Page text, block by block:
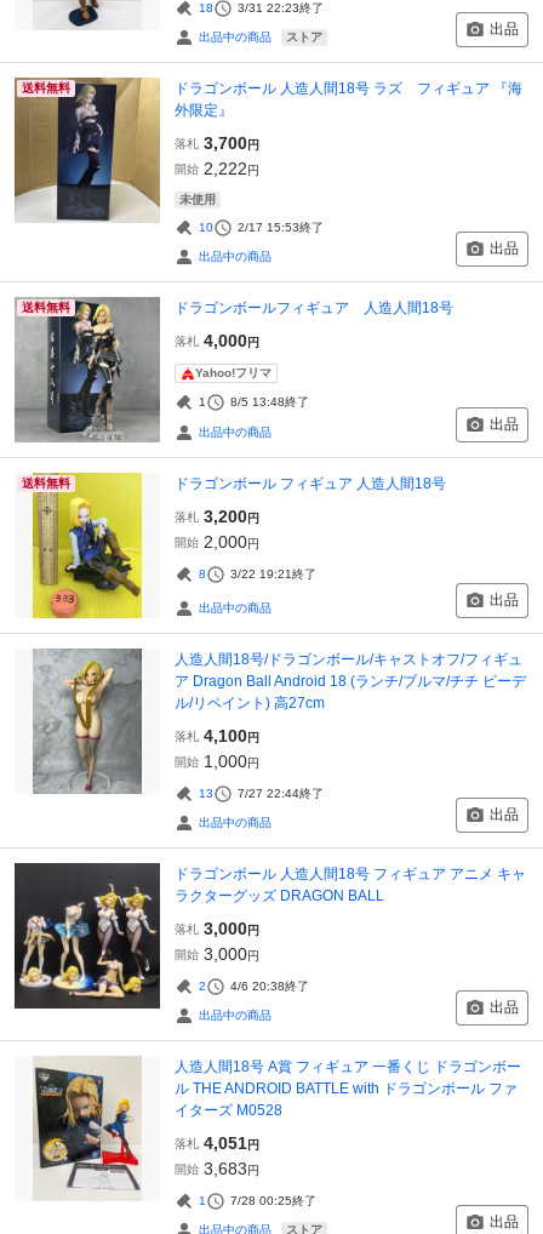
18 3/31 22:23終了
出品中の商品 ストア 出品
送料無料
ドラゴンボール 人造人間18号 ラズ フィギュア 『海
外限定』
落札 3,700円
開始 2,222円
未使用
10 2/17 15:53終了
出品中の商品 出品
送料無料 ドラゴンボールフィギュア 人造人間18号
落札 4,000円
Yahoo!フリマ
1 8/5 13:48終了
出品中の商品 出品
送料無料 ドラゴンボール フィギュア 人造人間18号
落札 3,200円
開始 2,000円
8 3/22 19:21終了
出品中の商品 出品
人造人間18号/ドラゴンボール/キャストオフ/フィギュ
ア Dragon Ball Android 18 (ランチ/ブルマ/チチ ビーデ
ル/リペイント) 高27cm
落札 4,100円
開始 1,000円
13 7/27 22:44終了
出品中の商品 出品
ドラゴンボール 人造人間18号 フィギュア アニメ キャ
ラクターグッズ DRAGON BALL
落札 3,000円
開始 3,000円
2 4/6 20:38終了
出品中の商品 出品
人造人間18号 A賞 フィギュア 一番くじ ドラゴンボー
ル THE ANDROID BATTLE with ドラゴンボール ファ
イターズ M0528
落札 4,051円
開始 3,683円
1 7/28 00:25終了
出品中の商品 ストア 出品